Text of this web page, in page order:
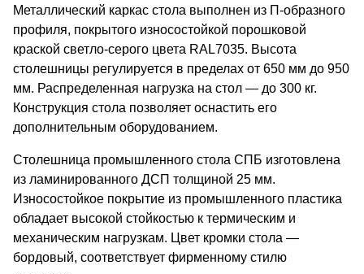
Металлический каркас стола выполнен из П-образного
профиля, покрытого износостойкой порошковой
краской светло-серого цвета RAL7035. Высота
столешницы регулируется в пределах от 650 мм до 950
мм. Распределенная нагрузка на стол — до 300 кг.
Конструкция стола позволяет оснастить его
дополнительным оборудованием.
Столешница промышленного стола СПБ изготовлена
из ламинированного ДСП толщиной 25 мм.
Износостойкое покрытие из промышленного пластика
обладает высокой стойкостью к термическим и
механическим нагрузкам. Цвет кромки стола —
бордовый, соответствует фирменному стилю